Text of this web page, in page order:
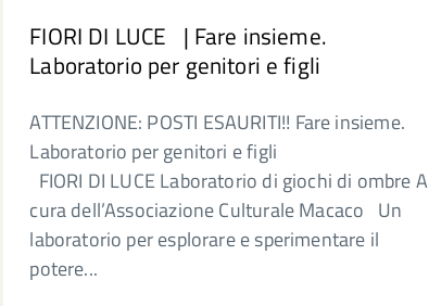
FIORI DI LUCE | Fare insieme.
Laboratorio per genitori e figli
ATTENZIONE: POSTI ESAURITI!! Fare insieme.
Laboratorio per genitori e figli
FIORI DI LUCE Laboratorio di giochi di ombre A
cura dell’Associazione Culturale Macaco Un
laboratorio per esplorare e sperimentare il
potere...